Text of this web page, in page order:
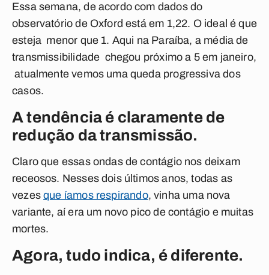
Essa semana, de acordo com dados do
observatório de Oxford está em 1,22. O ideal é que
esteja menor que 1. Aqui na Paraíba, a média de
transmissibilidade chegou próximo a 5 em janeiro,
atualmente vemos uma queda progressiva dos
casos.
A tendência é claramente de
redução da transmissão.
Claro que essas ondas de contágio nos deixam
receosos. Nesses dois últimos anos, todas as
vezesque íamos respirando, vinha uma nova
variante, aí era um novo pico de contágio e muitas
mortes.
Agora, tudo indica, é diferente.